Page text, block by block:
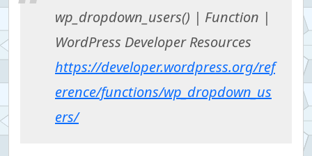
wp_dropdown_users() | Function |
WordPress Developer Resources
https://developer.wordpress.org/ref
erence/functions/wp_dropdown_us
ers/